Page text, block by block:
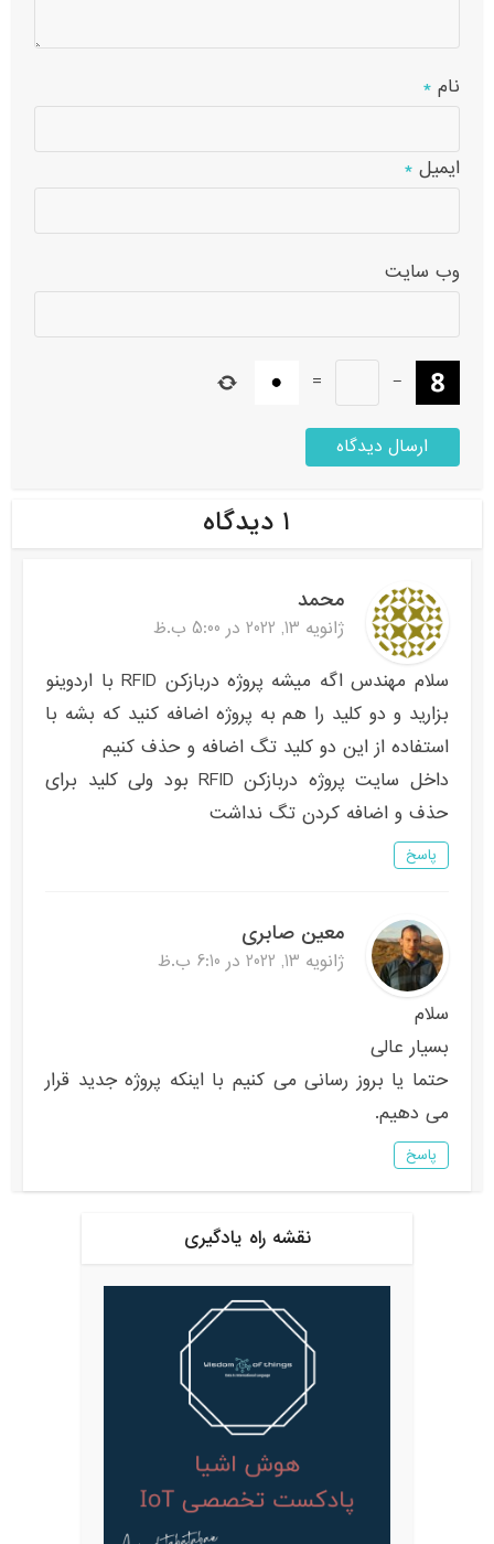
نام*
ایمیل*
وب‌ سایت
−
=
۱ دیدگاه
محمد
ژانویه 13, 2022 در 5:00 ب.ظ
سلام مهندس اگه میشه پروژه دربازکن RFID با اردوینو
بزارید و دو کلید را هم به پروژه اضافه کنید که بشه با
استفاده از این دو کلید تگ اضافه و حذف کنیم
داخل سایت پروژه دربازکن RFID بود ولی کلید برای
حذف و اضافه کردن تگ نداشت
پاسخ
معین صابری
ژانویه 13, 2022 در 6:10 ب.ظ
سلام
بسیار عالی
حتما یا بروز رسانی می کنیم با اینکه پروژه جدید قرار
می دهیم.
پاسخ
نقشه راه یادگیری